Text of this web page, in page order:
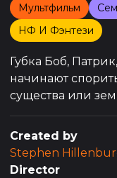
Мультфильм
НФ И Фэнтези
Губка Боб,
начинают
существа или
Created by
Stephen
Director